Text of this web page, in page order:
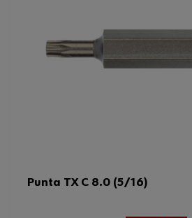
Punta TX C 8.0 (5/16)